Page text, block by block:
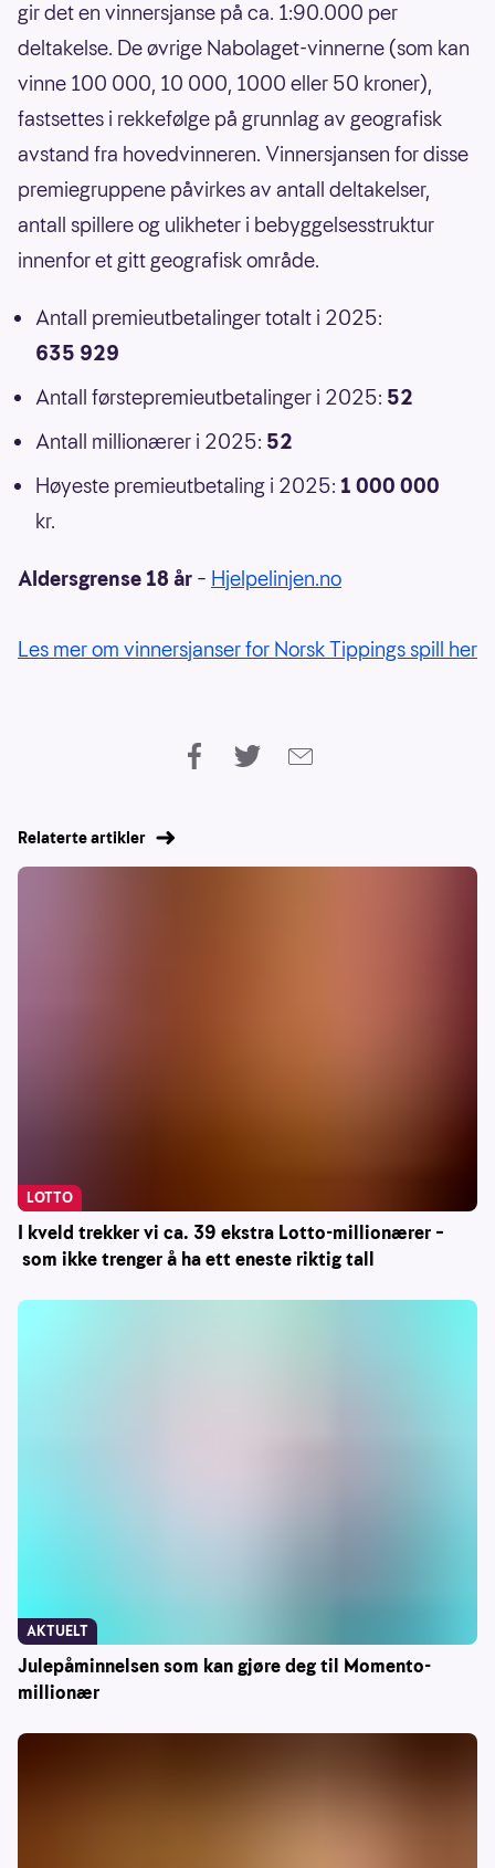
gir det en vinnersjanse på ca. 1:90.000 per
deltakelse. De øvrige Nabolaget-vinnerne (som kan
vinne 100 000, 10 000, 1000 eller 50 kroner),
fastsettes i rekkefølge på grunnlag av geografisk
avstand fra hovedvinneren. Vinnersjansen for disse
premiegruppene påvirkes av antall deltakelser,
antall spillere og ulikheter i bebyggelsesstruktur
innenfor et gitt geografisk område.
Antall premieutbetalinger totalt i 2025:
635 929
Antall førstepremieutbetalinger i 2025: 52
Antall millionærer i 2025: 52
Høyeste premieutbetaling i 2025: 1 000 000
kr.
Aldersgrense 18 år – Hjelpelinjen.no
Les mer om vinnersjanser for Norsk Tippings spill her
Relaterte artikler
I kveld trekker vi ca. 39 ekstra Lotto-millionærer –
som ikke trenger å ha ett eneste riktig tall
LOTTO
Julepåminnelsen som kan gjøre deg til Momento-
millionær
AKTUELT